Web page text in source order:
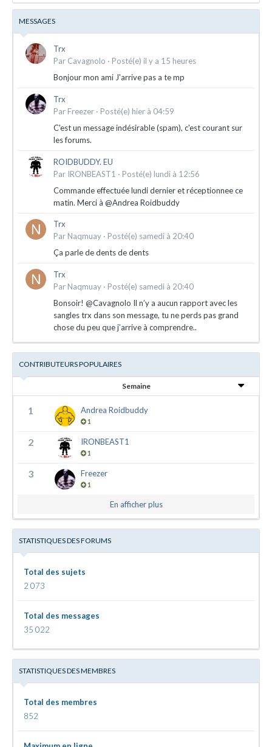
MESSAGES
Trx
Par Cavagnolo · Posté(e) il y a 15 heures
Bonjour mon ami J'arrive pas a te mp
Trx
Par Freezer · Posté(e) hier à 04:59
C'est un message indésirable (spam), c'est courant sur
les forums.
ROIDBUDDY. EU
Par IRONBEAST1 · Posté(e) lundi à 12:56
Commande effectuée lundi dernier et réceptionnee ce
matin. Merci à @Andrea Roidbuddy
Trx
Par Naqmuay · Posté(e) samedi à 20:40
Ça parle de dents de dents
Trx
Par Naqmuay · Posté(e) samedi à 20:40
Bonsoir! @Cavagnolo Il n’y a aucun rapport avec les
sangles trx dans son message, tu ne perds pas grand
chose du peu que j’arrive à comprendre..
CONTRIBUTEURS POPULAIRES
Semaine
1 Andrea Roidbuddy
1
2 IRONBEAST1
1
3 Freezer
1
En afficher plus
STATISTIQUES DES FORUMS
Total des sujets
2 073
Total des messages
35 022
STATISTIQUES DES MEMBRES
Total des membres
852